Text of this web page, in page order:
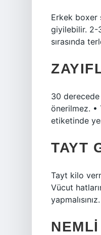
Erkek boxer
giyilebilir. 2-
sırasında
30 derecede
önerilmez. •
etiketinde
TAYT
Tayt kilo
Vücut